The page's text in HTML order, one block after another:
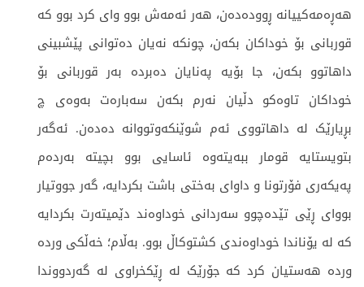
هەڕەمەکییانە ڕوودەدەن، هەر ئەمەش بوو وای کرد بوو کە
قوربانی بۆ خوداکان بکەن، چونکە نەیان دەتوانی پێشبینی
داهاتوو بکەن، جا بۆیە پەنایان دەبردە بەر قوربانی بۆ
خوداکان تاوەکو دڵیان نەرم بکەن سەبارەت بەوەی چ
بڕیارێک لە داهاتووی ئەم شوێنکەوتووانە دەدەن. ئەگەر
بتویستایە قومار ببەیتەوە ئاسایی بوو بچیتە بەردەم
پەیکەری فۆرتونا و داوای بەختی باشت بکردایە، گەر جووتیار
بووای ڕێی تێدەچوو سەردانی خوداوەند دێمیتەرت بکردایە
کە لە یۆناندا خوداوەندی کشتوکاڵ بوو. بەڵام؛ خەڵکی وردە
وردە هەستیان کرد کە جۆرێک لە ڕێکخراوی لە گەردووندا